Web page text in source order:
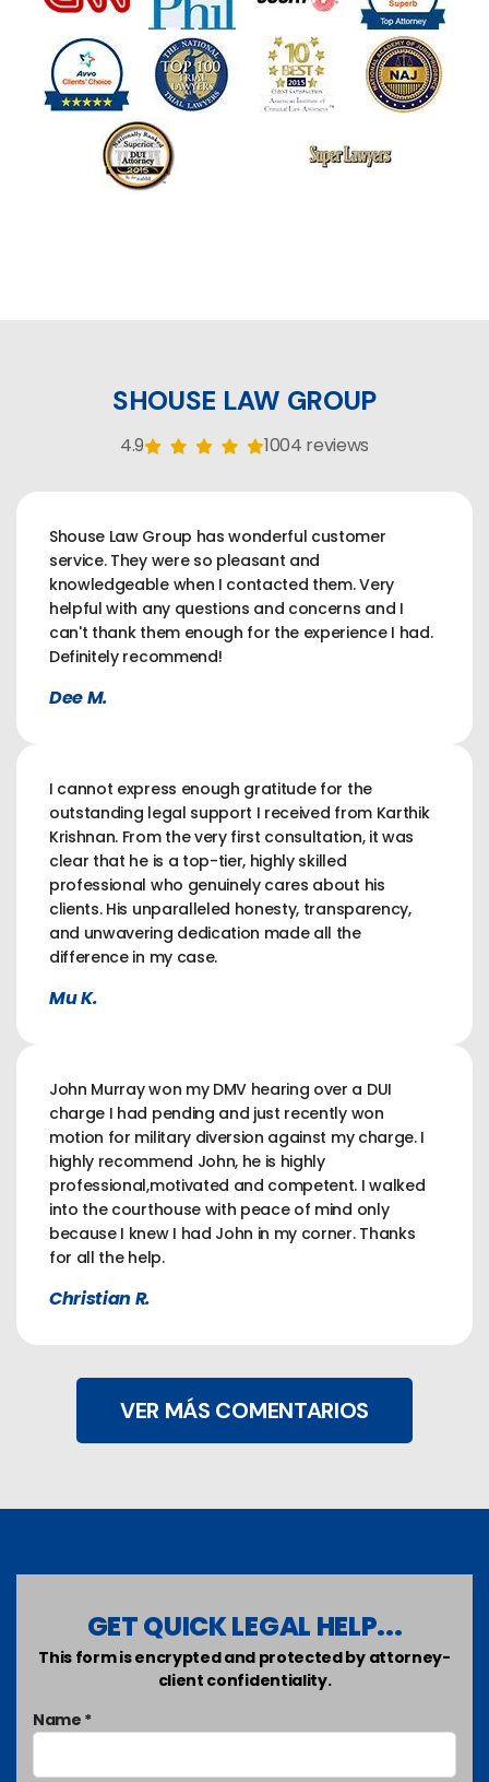
SHOUSE LAW GROUP
4.9 1004 reviews
Shouse Law Group has wonderful customer
service. They were so pleasant and
knowledgeable when I contacted them. Very
helpful with any questions and concerns and I
can't thank them enough for the experience I had.
Definitely recommend!
Dee M.
I cannot express enough gratitude for the
outstanding legal support I received from Karthik
Krishnan. From the very first consultation, it was
clear that he is a top-tier, highly skilled
professional who genuinely cares about his
clients. His unparalleled honesty, transparency,
and unwavering dedication made all the
difference in my case.
Mu K.
John Murray won my DMV hearing over a DUI
charge I had pending and just recently won
motion for military diversion against my charge. I
highly recommend John, he is highly
professional,motivated and competent. I walked
into the courthouse with peace of mind only
because I knew I had John in my corner. Thanks
for all the help.
Christian R.
VER MÁS COMENTARIOS
GET QUICK LEGAL HELP...
This form is encrypted and protected by attorney-
client confidentiality.
Name *